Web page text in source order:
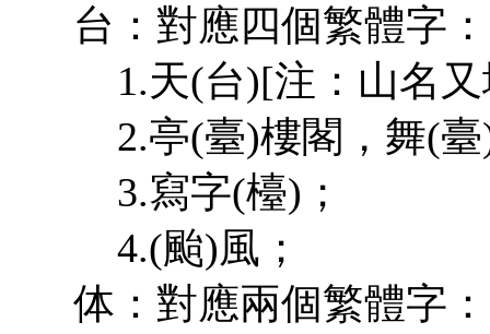
台：對應四個繁體字：
1.天(台)[注：山名又
2.亭(臺)樓閣，舞(臺
3.寫字(檯)；
4.(颱)風；
体：對應兩個繁體字